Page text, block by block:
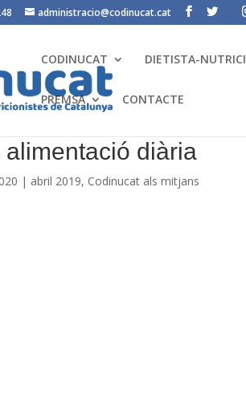
administracio@codinucat.cat
CODINUCAT DIETISTA-
PREMSA CONTACTE
alimentació diària
| abril 2019, Codinucat als mitjans